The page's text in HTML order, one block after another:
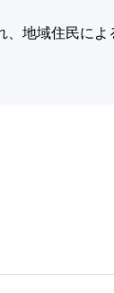
地域住民に